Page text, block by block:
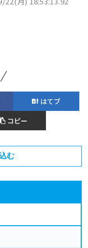
はてブ
コピー
む